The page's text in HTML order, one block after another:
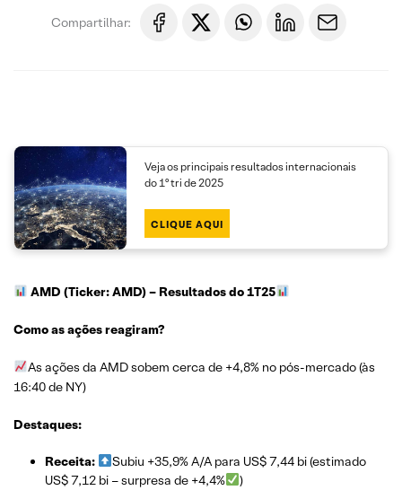
Compartilhar:
Veja os principais resultados internacionais
do 1º tri de 2025
CLIQUE AQUI
AMD (Ticker: AMD)– Resultados do 1T25
Como as ações reagiram?
As ações da AMD sobem cerca de +4,8% no pós-mercado (às
16:40 de NY)
Destaques:
Receita:
Subiu +35,9% A/A para US$ 7,44 bi (estimado
US$ 7,12 bi – surpresa de +4,4%
)